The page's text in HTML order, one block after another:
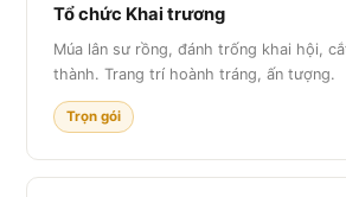
Tổ chức Khai trương
Múa lân sư rồng, đánh trống khai hội,
thành. Trang trí hoành tráng, ấn tượng.
Trọn gói